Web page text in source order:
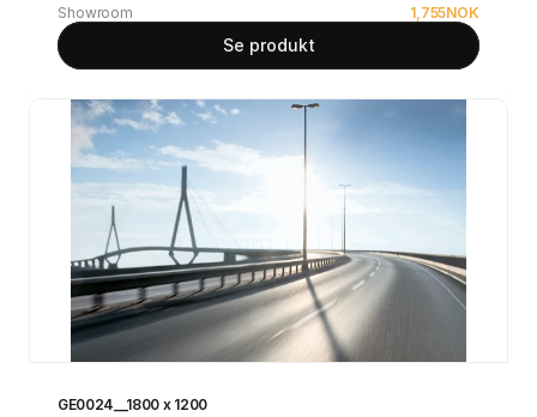
Showroom
1,755NOK
Se produkt
GE0024__1800 x 1200